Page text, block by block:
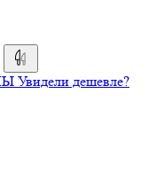
Увидели дешевле?